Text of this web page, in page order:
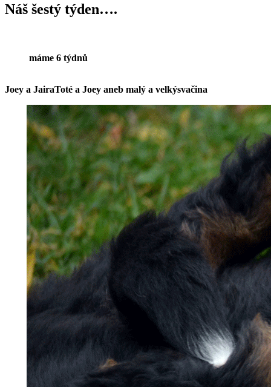
Náš šestý týden….
máme 6 týdnů
Joey a JairaToté a Joey aneb malý a velkýsvačina